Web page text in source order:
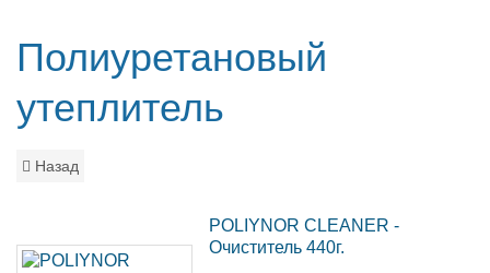
Полиуретановый
утеплитель
Назад
POLIYNOR CLEANER -
Очиститель 440г.